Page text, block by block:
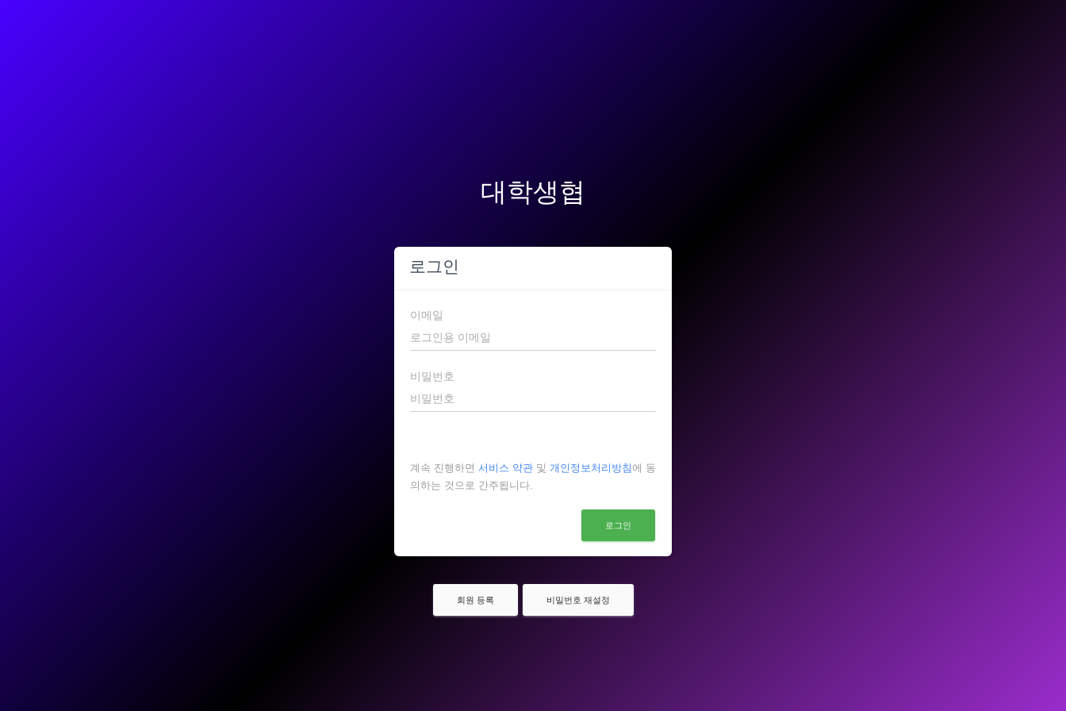
대학생협
로그인
이메일
비밀번호
계속 진행하면 서비스 약관 및 개인정보처리방침 에 동
의하는 것으로 간주됩니다.
로그인
회원 등록 비밀번호 재설정